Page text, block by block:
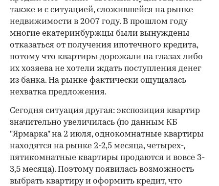
также и с ситуацией, сложившейся на рынке
недвижимости в 2007 году. В прошлом году
многие екатеринбуржцы были вынуждены
отказаться от получения ипотечного кредита,
потому что квартиры дорожали на глазах либо
их хозяева не хотели ждать поступления денег
из банка. На рынке фактически ощущалась
нехватка предложения.
Сегодня ситуация другая: экспозиция квартир
значительно увеличилась (по данным КБ
"Ярмарка" на 2 июля, однокомнатные квартиры
находятся на рынке 2-2,5 месяца, четырех-,
пятикомнатные квартиры продаются и вовсе 3-
3,5 месяца). Поэтому появилась возможность
выбрать квартиру и оформить кредит, что